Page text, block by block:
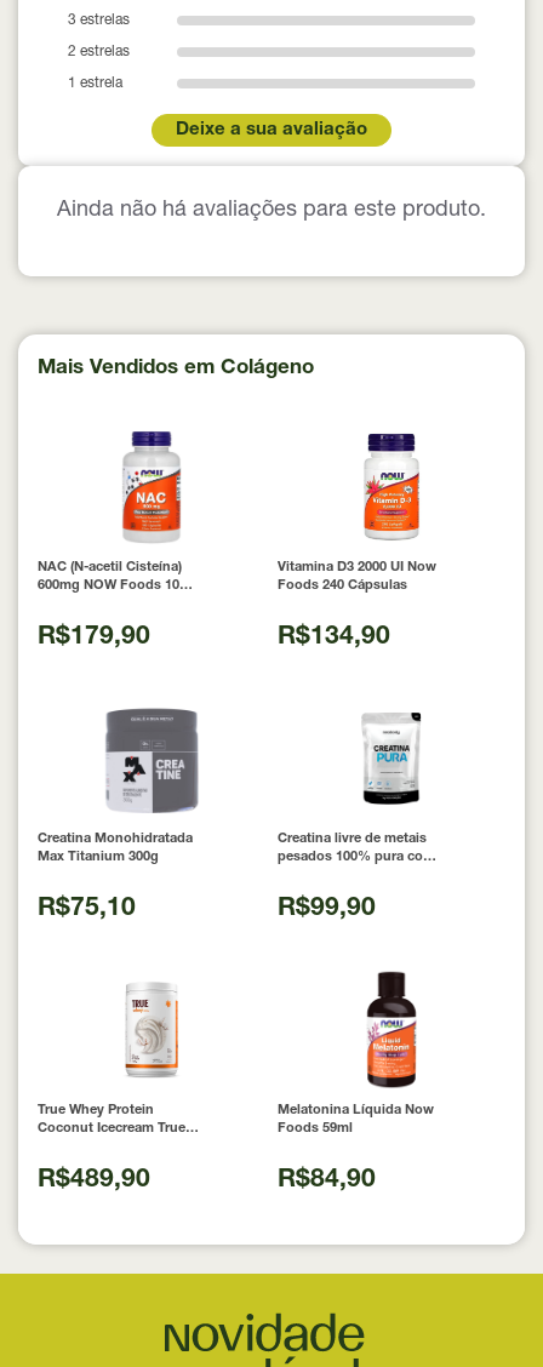
3 estrelas
2 estrelas
1 estrela
Deixe a sua avaliação
Ainda não há avaliações para este produto.
Mais Vendidos em Colágeno
NAC (N-acetil Cisteína)
600mg NOW Foods 100
R$179,90
Vitamina D3 2000 UI Now
Foods 240 Cápsulas
R$134,90
Creatina Monohidratada
Max Titanium 300g
R$75,10
Creatina livre de metais
pesados 100% pura com
Nutrition
R$99,90
True Whey Protein
Coconut Icecream True
R$489,90
Melatonina Líquida Now
Foods 59ml
R$84,90